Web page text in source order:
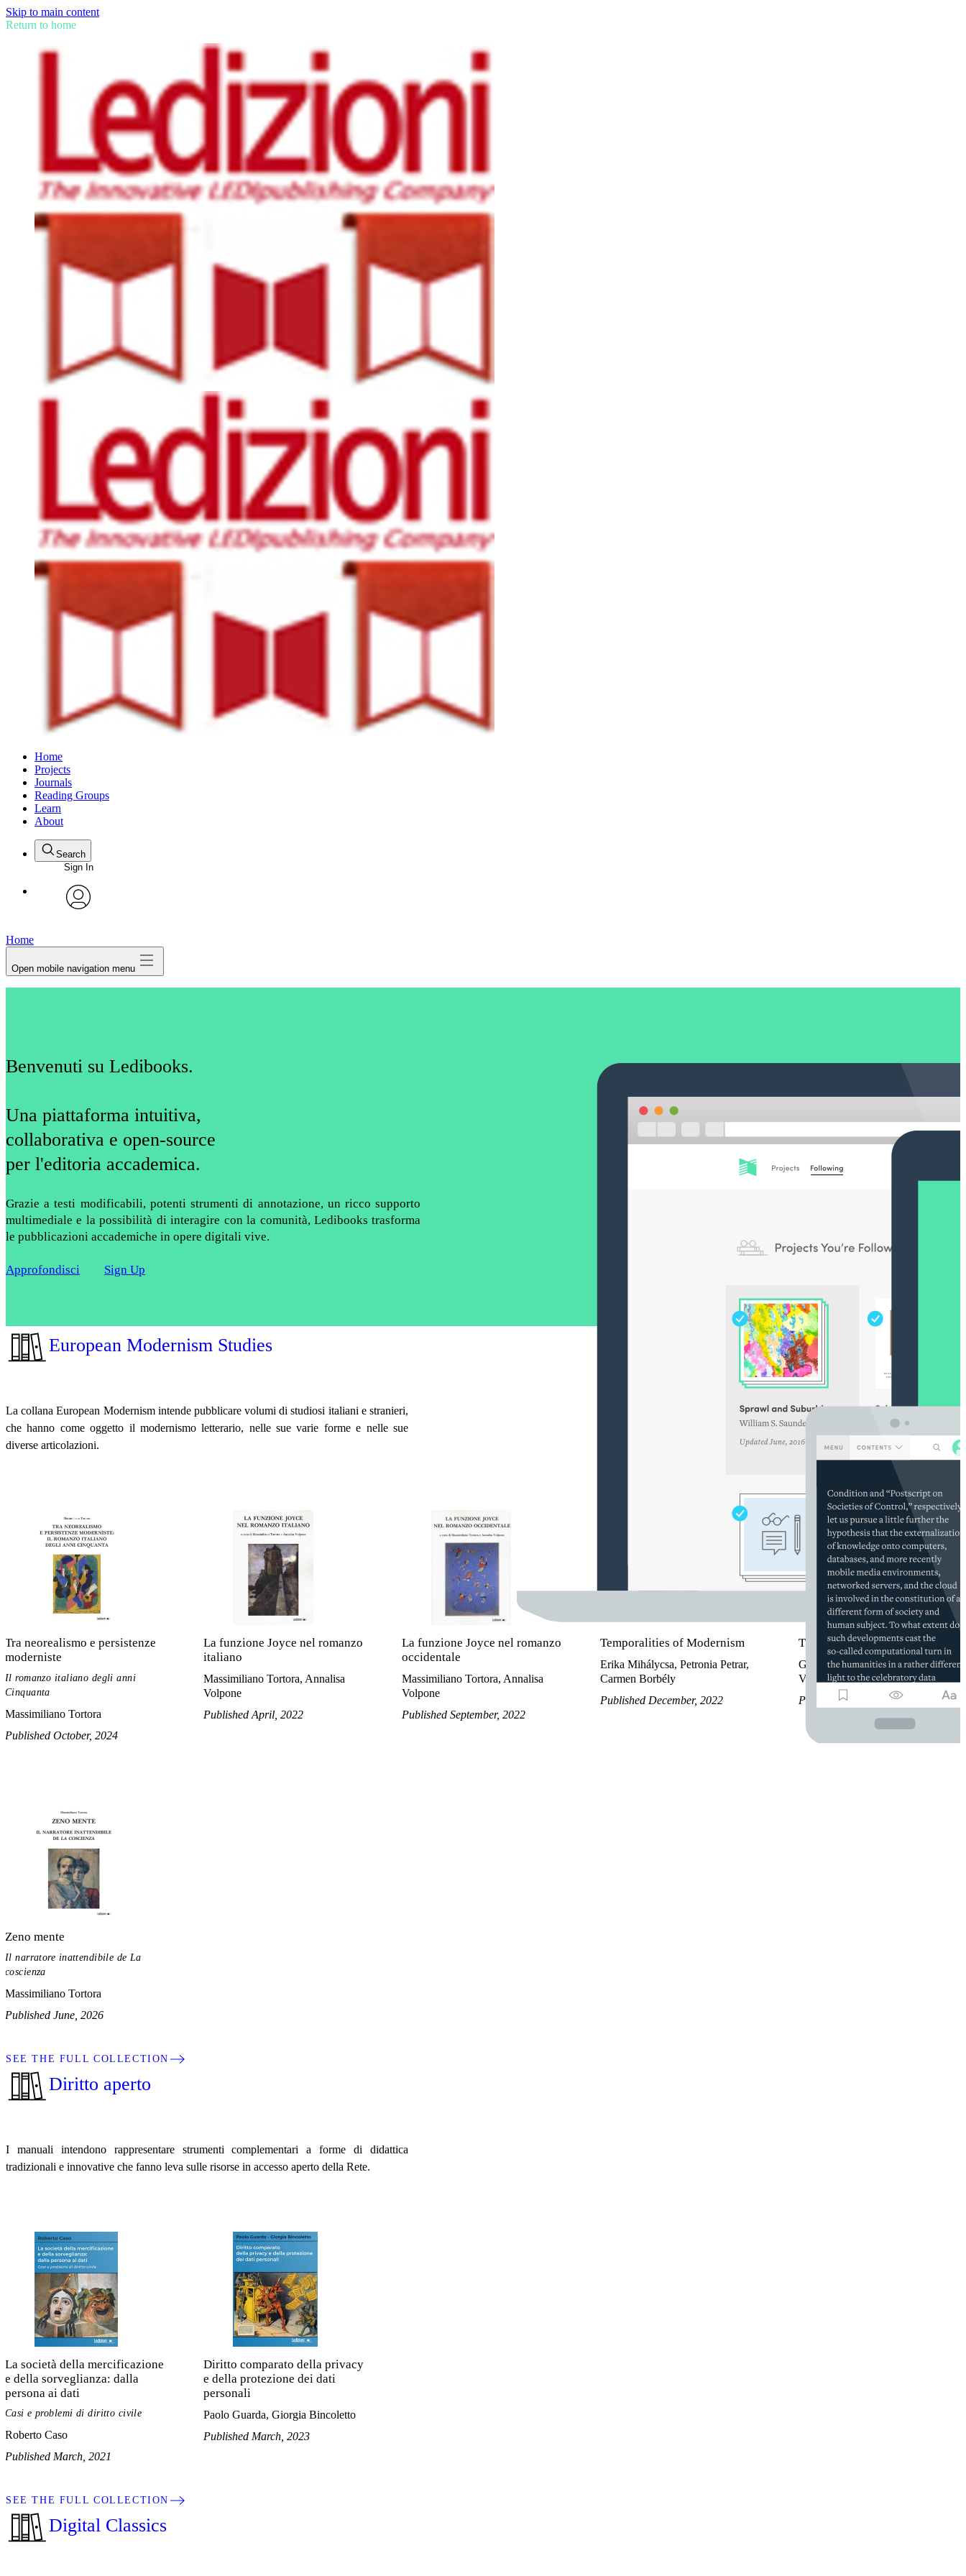
Skip to main content
Return to home
Home
Projects
Journals
Reading Groups
Learn
About
Search
Sign In
Home
Open mobile navigation menu
Benvenuti su Ledibooks.
Una piattaforma intuitiva,
collaborativa e open-source
per l'editoria accademica.
Grazie a testi modificabili, potenti strumenti di annotazione, un ricco supporto
multimediale e la possibilità di interagire con la comunità, Ledibooks trasforma
le pubblicazioni accademiche in opere digitali vive.
Approfondisci Sign Up
European Modernism Studies
La collana European Modernism intende pubblicare volumi di studiosi italiani e stranieri,
che hanno come oggetto il modernismo letterario, nelle sue varie forme e nelle sue
diverse articolazioni.
Tra neorealismo e persistenze
moderniste
Il romanzo italiano degli anni
Cinquanta
Massimiliano Tortora
Published October, 2024
La funzione Joyce nel romanzo
italiano
Massimiliano Tortora, Annalisa
Volpone
Published April, 2022
La funzione Joyce nel romanzo
occidentale
Massimiliano Tortora, Annalisa
Volpone
Published September, 2022
Temporalities of Modernism
Erika Mihálycsa, Petronia Petrar,
Carmen Borbély
Published December, 2022
The Materiality of Modernisms
Giorgia Casara, Simão Palmeirim,
Valeria Tocco
Published November, 2025
Zeno mente
Il narratore inattendibile de La
coscienza
Massimiliano Tortora
Published June, 2026
SEE THE FULL COLLECTION
Diritto aperto
I manuali intendono rappresentare strumenti complementari a forme di didattica
tradizionali e innovative che fanno leva sulle risorse in accesso aperto della Rete.
La società della mercificazione
e della sorveglianza: dalla
persona ai dati
Casi e problemi di diritto civile
Roberto Caso
Published March, 2021
Diritto comparato della privacy
e della protezione dei dati
personali
Paolo Guarda, Giorgia Bincoletto
Published March, 2023
SEE THE FULL COLLECTION
Digital Classics